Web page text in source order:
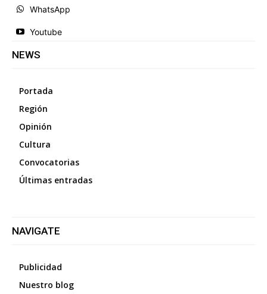
WhatsApp
Youtube
NEWS
Portada
Región
Opinión
Cultura
Convocatorias
Últimas entradas
NAVIGATE
Publicidad
Nuestro blog